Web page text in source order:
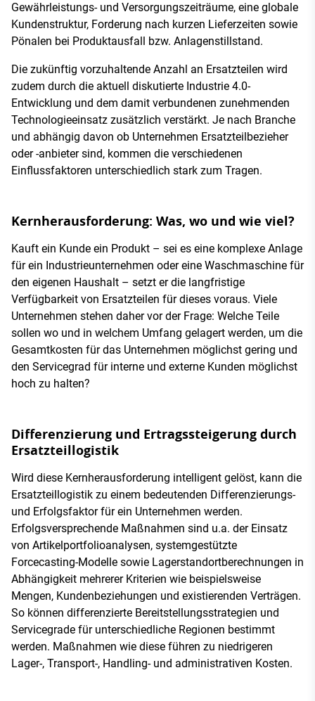
Gewährleistungs- und Versorgungszeiträume, eine globale
Kundenstruktur, Forderung nach kurzen Lieferzeiten sowie
Pönalen bei Produktausfall bzw. Anlagenstillstand.
Die zukünftig vorzuhaltende Anzahl an Ersatzteilen wird
zudem durch die aktuell diskutierte Industrie 4.0-
Entwicklung und dem damit verbundenen zunehmenden
Technologieeinsatz zusätzlich verstärkt. Je nach Branche
und abhängig davon ob Unternehmen Ersatzteilbezieher
oder -anbieter sind, kommen die verschiedenen
Einflussfaktoren unterschiedlich stark zum Tragen.
Kernherausforderung: Was, wo und wie viel?
Kauft ein Kunde ein Produkt – sei es eine komplexe Anlage
für ein Industrieunternehmen oder eine Waschmaschine für
den eigenen Haushalt – setzt er die langfristige
Verfügbarkeit von Ersatzteilen für dieses voraus. Viele
Unternehmen stehen daher vor der Frage: Welche Teile
sollen wo und in welchem Umfang gelagert werden, um die
Gesamtkosten für das Unternehmen möglichst gering und
den Servicegrad für interne und externe Kunden möglichst
hoch zu halten?
Differenzierung und Ertragssteigerung durch
Ersatzteillogistik
Wird diese Kernherausforderung intelligent gelöst, kann die
Ersatzteillogistik zu einem bedeutenden Differenzierungs-
und Erfolgsfaktor für ein Unternehmen werden.
Erfolgsversprechende Maßnahmen sind u.a. der Einsatz
von Artikelportfolioanalysen, systemgestützte
Forcecasting-Modelle sowie Lagerstandortberechnungen in
Abhängigkeit mehrerer Kriterien wie beispielsweise
Mengen, Kundenbeziehungen und existierenden Verträgen.
So können differenzierte Bereitstellungsstrategien und
Servicegrade für unterschiedliche Regionen bestimmt
werden. Maßnahmen wie diese führen zu niedrigeren
Lager-, Transport-, Handling- und administrativen Kosten.